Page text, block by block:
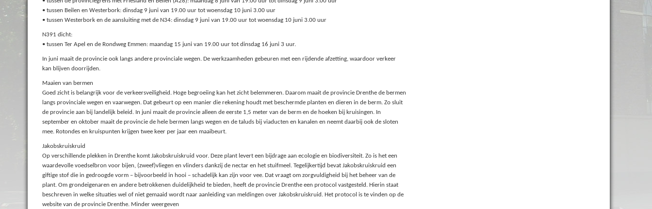
• tussen Beilen en Westerbork: dinsdag 9 juni van 19.00 uur tot woensdag 10 juni 3.00 uur
• tussen Westerbork en de aansluiting met de N34: dinsdag 9 juni van 19.00 uur tot woensdag 10 juni 3.00 uur
N391 dicht:
• tussen Ter Apel en de Rondweg Emmen: maandag 15 juni van 19.00 uur tot dinsdag 16 juni 3 uur.
In juni maait de provincie ook langs andere provinciale wegen. De werkzaamheden gebeuren met een rijdende afzetting, waardoor verkeer
kan blijven doorrijden.
Maaien van bermen
Goed zicht is belangrijk voor de verkeersveiligheid. Hoge begroeiing kan het zicht belemmeren. Daarom maait de provincie Drenthe de bermen
langs provinciale wegen en vaarwegen. Dat gebeurt op een manier die rekening houdt met beschermde planten en dieren in de berm. Zo sluit
de provincie aan bij landelijk beleid. In juni maait de provincie alleen de eerste 1,5 meter van de berm en de hoeken bij kruisingen. In
september en oktober maait de provincie de hele bermen langs wegen en de taluds bij viaducten en kanalen en neemt daarbij ook de sloten
mee. Rotondes en kruispunten krijgen twee keer per jaar een maaibeurt.
Jakobskruiskruid
Op verschillende plekken in Drenthe komt Jakobskruiskruid voor. Deze plant levert een bijdrage aan ecologie en biodiversiteit. Zo is het een
waardevolle voedselbron voor bijen, (zweef)vliegen en vlinders dankzij de nectar en het stuifmeel. Tegelijkertijd bevat Jakobskruiskruid een
giftige stof die in gedroogde vorm – bijvoorbeeld in hooi – schadelijk kan zijn voor vee. Dat vraagt om zorgvuldigheid bij het beheer van de
plant. Om grondeigenaren en andere betrokkenen duidelijkheid te bieden, heeft de provincie Drenthe een protocol vastgesteld. Hierin staat
beschreven in welke situaties wel of niet gemaaid wordt naar aanleiding van meldingen over Jakobskruiskruid. Het protocol is te vinden op de
website van de provincie Drenthe. Minder weergeven